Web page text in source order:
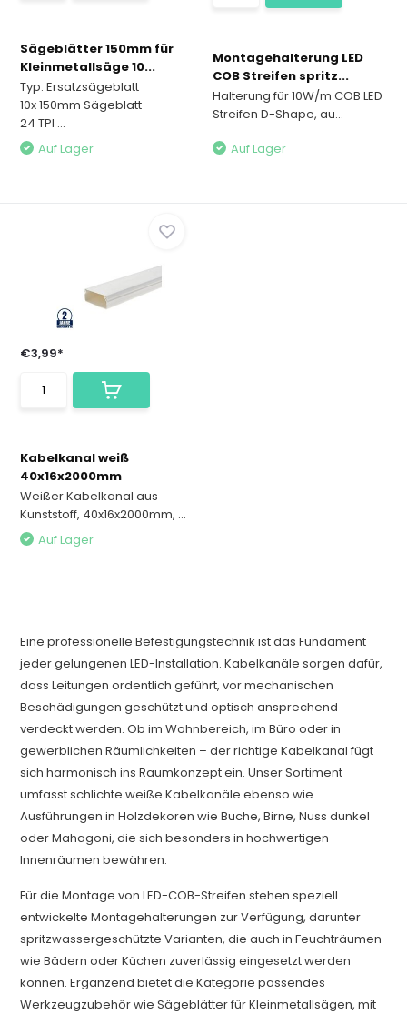
Sägeblätter 150mm für
Kleinmetallsäge 10...
Typ: Ersatzsägeblatt
10x 150mm Sägeblatt
24 TPI ...
Auf Lager
Montagehalterung LED
COB Streifen spritz...
Halterung für 10W/m COB LED
Streifen D-Shape, au...
Auf Lager
€3,99*
Kabelkanal weiß
40x16x2000mm
Weißer Kabelkanal aus
Kunststoff, 40x16x2000mm, ...
Auf Lager
Eine professionelle Befestigungstechnik ist das Fundament
jeder gelungenen LED-Installation. Kabelkanäle sorgen dafür,
dass Leitungen ordentlich geführt, vor mechanischen
Beschädigungen geschützt und optisch ansprechend
verdeckt werden. Ob im Wohnbereich, im Büro oder in
gewerblichen Räumlichkeiten – der richtige Kabelkanal fügt
sich harmonisch ins Raumkonzept ein. Unser Sortiment
umfasst schlichte weiße Kabelkanäle ebenso wie
Ausführungen in Holzdekoren wie Buche, Birne, Nuss dunkel
oder Mahagoni, die sich besonders in hochwertigen
Innenräumen bewähren.
Für die Montage von LED-COB-Streifen stehen speziell
entwickelte Montagehalterungen zur Verfügung, darunter
spritzwassergeschützte Varianten, die auch in Feuchträumen
wie Bädern oder Küchen zuverlässig eingesetzt werden
können. Ergänzend bietet die Kategorie passendes
Werkzeugzubehör wie Sägeblätter für Kleinmetallsägen, mit